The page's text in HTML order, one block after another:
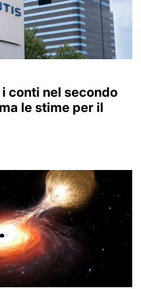
conti nel secondo
le stime per il